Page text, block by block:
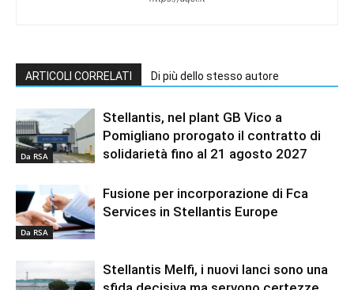
ARTICOLI CORRELATI Di più dello stesso autore
Da RSA
Stellantis, nel plant GB Vico a
Pomigliano prorogato il contratto di
solidarietà fino al 21 agosto 2027
Da RSA
Fusione per incorporazione di Fca
Services in Stellantis Europe
Stellantis Melfi, i nuovi lanci sono una